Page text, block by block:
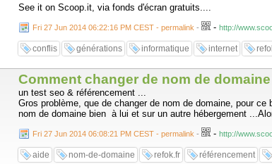
See it on Scoop.it, via fonds d'écran gratuits....
Fri 27 Jun 2014 06:22:16 PM CEST - permalink - - http://
conflis générations informatique internet
Comment changer de nom de
un test seo & référencement ...
Gros problème, que de changer de nom de domaine, pour
nom de domaine bien à lui et sur un autre hébergement
Fri 27 Jun 2014 06:08:21 PM CEST - permalink - - http://
aide nom-de-domaine refok.fr référencement